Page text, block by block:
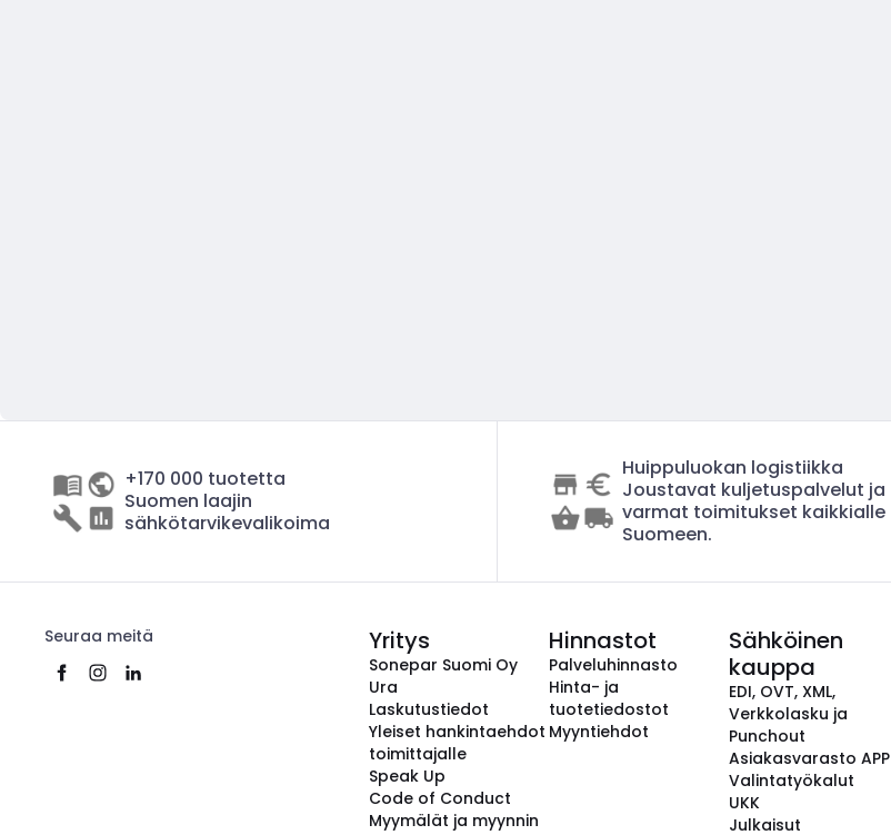
+170 000 tuotetta
Suomen laajin
sähkötarvikevalikoima
Huippuluokan logistiikka
Joustavat kuljetuspalvelut ja
varmat toimitukset kaikkialle
Suomeen.
Seuraa meitä Yritys
Sonepar Suomi Oy
Ura
Laskutustiedot
Yleiset hankintaehdot
toimittajalle
Speak Up
Code of Conduct
Myymälät ja myynnin
Hinnastot
Palveluhinnasto
Hinta- ja
tuotetiedostot
Myyntiehdot
Sähköinen
kauppa
EDI, OVT, XML,
Verkkolasku ja
Punchout
Asiakasvarasto APP
Valintatyökalut
UKK
Julkaisut